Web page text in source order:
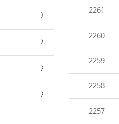
2261
2260
2259
2258
2257